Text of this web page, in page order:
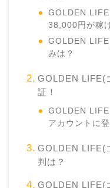
GOLDEN
38,000円が稼
GOLDEN
みは？
GOLDEN LIFE(
証！
GOLDEN
アカウントに
GOLDEN LIFE(
判は？
GOLDEN LIFE(